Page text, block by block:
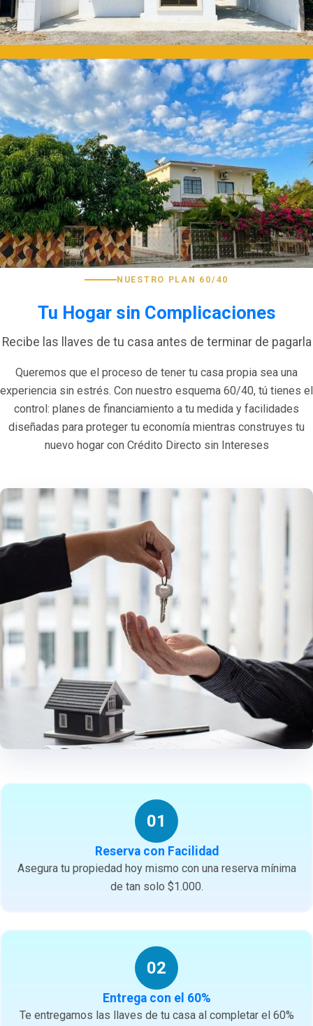
NUESTRO PLAN 60/40
Tu Hogar sin Complicaciones
Recibe las llaves de tu casa antes de terminar de pagarla
Queremos que el proceso de tener tu casa propia sea una
experiencia sin estrés. Con nuestro esquema 60/40, tú tienes el
control: planes de financiamiento a tu medida y facilidades
diseñadas para proteger tu economía mientras construyes tu
nuevo hogar con Crédito Directo sin Intereses
01
Reserva con Facilidad
Asegura tu propiedad hoy mismo con una reserva mínima
de tan solo $1.000.
02
Entrega con el 60%
Te entregamos las llaves de tu casa al completar el 60%